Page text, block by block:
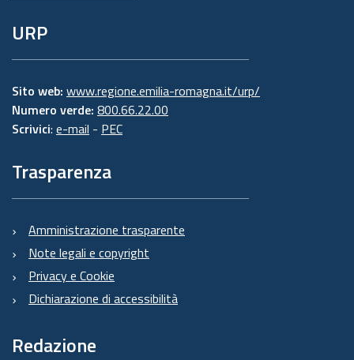
URP
Sito web: www.regione.emilia-romagna.it/urp/
Numero verde: 800.66.22.00
Scrivici: e-mail - PEC
Trasparenza
Amministrazione trasparente
Note legali e copyright
Privacy e Cookie
Dichiarazione di accessibilità
Redazione